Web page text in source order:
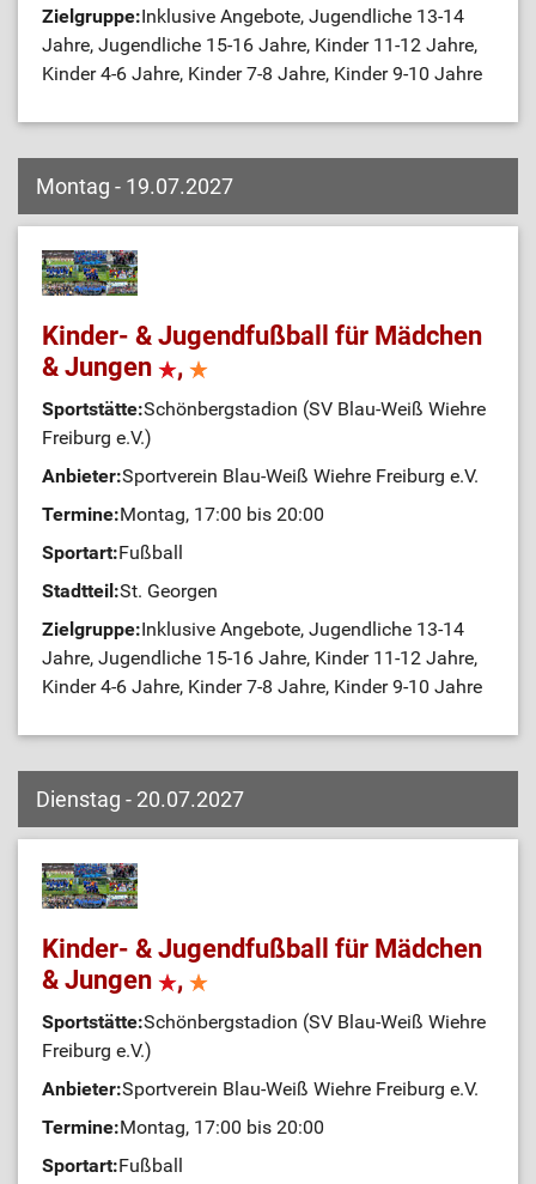
Zielgruppe:Inklusive Angebote, Jugendliche 13-14
Jahre, Jugendliche 15-16 Jahre, Kinder 11-12 Jahre,
Kinder 4-6 Jahre, Kinder 7-8 Jahre, Kinder 9-10 Jahre
Montag - 19.07.2027
Kinder- & Jugendfußball für Mädchen
& Jungen
,
Sportstätte:Schönbergstadion (SV Blau-Weiß Wiehre
Freiburg e.V.)
Anbieter:Sportverein Blau-Weiß Wiehre Freiburg e.V.
Termine:Montag, 17:00 bis 20:00
Sportart:Fußball
Stadtteil:St. Georgen
Zielgruppe:Inklusive Angebote, Jugendliche 13-14
Jahre, Jugendliche 15-16 Jahre, Kinder 11-12 Jahre,
Kinder 4-6 Jahre, Kinder 7-8 Jahre, Kinder 9-10 Jahre
Dienstag - 20.07.2027
Kinder- & Jugendfußball für Mädchen
& Jungen
,
Sportstätte:Schönbergstadion (SV Blau-Weiß Wiehre
Freiburg e.V.)
Anbieter:Sportverein Blau-Weiß Wiehre Freiburg e.V.
Termine:Montag, 17:00 bis 20:00
Sportart:Fußball